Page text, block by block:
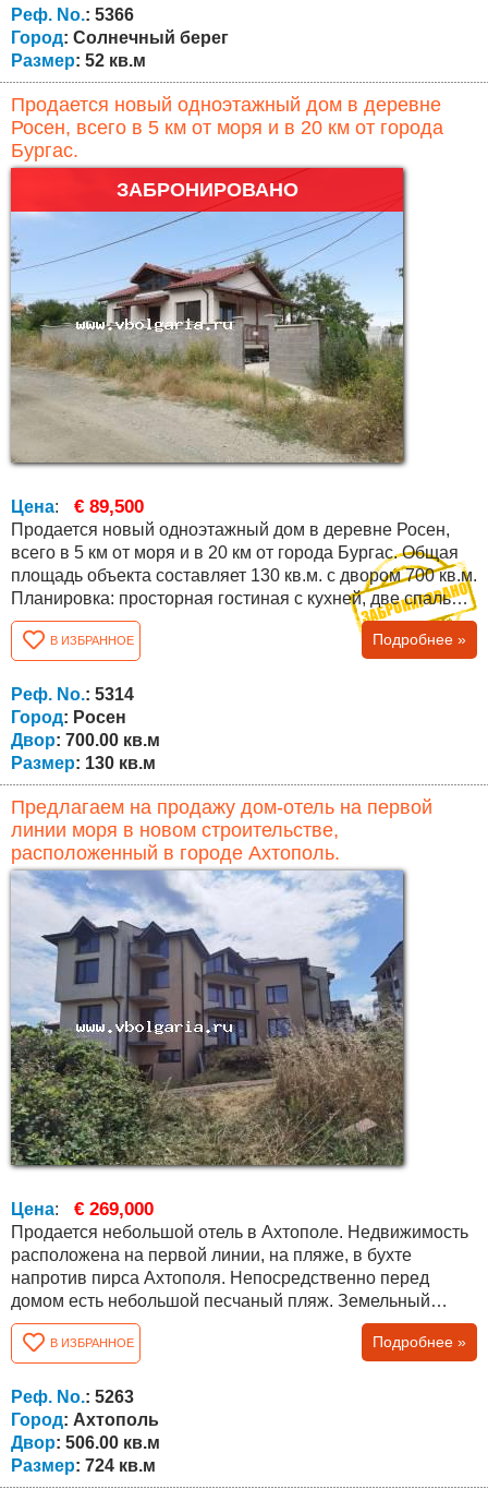
болгарской и европейской кухни. Квартира общей
площадью 52 кв.м. с планировкой между...
Реф. No.: 5366
Город: Солнечный берег
Размер: 52 кв.м
Продается новый одноэтажный дом в деревне
Росен, всего в 5 км от моря и в 20 км от города
Бургас.
ЗАБРОНИРОВАНО
Цена: € 89,500
Продается новый одноэтажный дом в деревне Росен,
всего в 5 км от моря и в 20 км от города Бургас. Общая
площадь объекта составляет 130 кв.м. с двором 700 кв.м.
Планировка: просторная гостиная с кухней, две спальни,
ванная комната / туалет, веранда. В подвале дома есть
большая кладовая! Дом продается с современной
мебелью и техникой. Расположение: Деревня Росен
(Бургасская область) расположена в юго-восточной
Болгарии и входит в...
В ИЗБРАННОЕ Подробнее »
Реф. No.: 5314
Город: Росен
Двор: 700.00 кв.м
Размер: 130 кв.м
Предлагаем на продажу дом-отель на первой
линии моря в новом строительстве,
расположенный в городе Ахтополь.
Цена: € 269,000
Продается небольшой отель в Ахтополе. Недвижимость
расположена на первой линии, на пляже, в бухте
напротив пирса Ахтополя. Непосредственно перед
домом есть небольшой песчаный пляж. Земельный
участок площадь 506 кв.м., строительство отеля на
площади застройки здания 200 кв.м. на каждом этаже, из
общей площади двора 306 кв.м. остаются свободными.
Общая площадь (максимальная разрешенная площадь
В ИЗБРАННОЕ Подробнее »
Реф. No.: 5263
Город: Ахтополь
Двор: 506.00 кв.м
Размер: 724 кв.м